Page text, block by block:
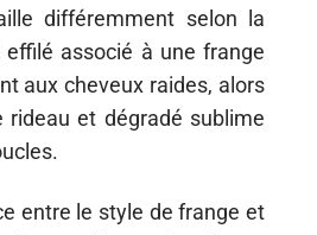
différemment selon la
associé à une frange
aux cheveux raides, alors
rideau et dégradé sublime
entre le style de frange et